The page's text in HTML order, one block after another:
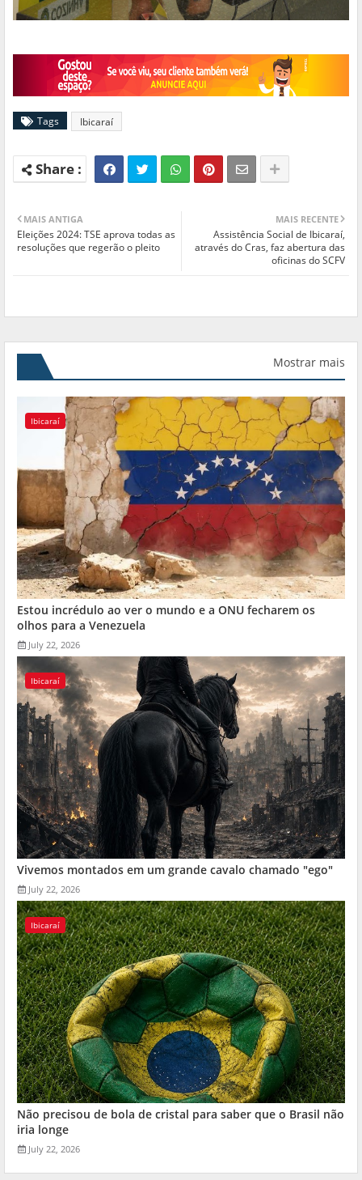
Tags Ibicaraí
MAIS RECENTE
Assistência Social de Ibicaraí,
através do Cras, faz abertura das
oficinas do SCFV
MAIS ANTIGA
Eleições 2024: TSE aprova todas as
resoluções que regerão o pleito
Mostrar mais
Ibicaraí
Estou incrédulo ao ver o mundo e a ONU fecharem os
olhos para a Venezuela
July 22, 2026
Ibicaraí
Vivemos montados em um grande cavalo chamado "ego"
July 22, 2026
Ibicaraí
Não precisou de bola de cristal para saber que o Brasil não
iria longe
July 22, 2026